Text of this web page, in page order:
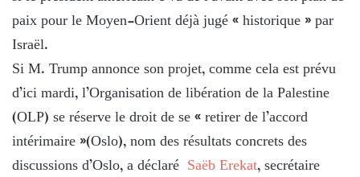
paix pour le Moyen-Orient déjà jugé « historique » par
Israël.
Si M. Trump annonce son projet, comme cela est prévu
d’ici mardi, l’Organisation de libération de la Palestine
(OLP) se réserve le droit de se « retirer de l’accord
intérimaire »(Oslo), nom des résultats concrets des
discussions d’Oslo, a déclaré Saëb Erekat, secrétaire